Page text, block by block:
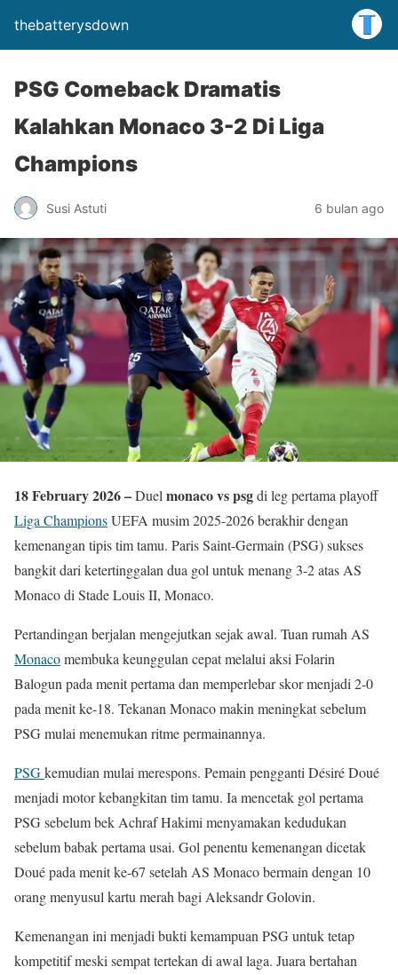
thebatterysdown
PSG Comeback Dramatis
Kalahkan Monaco 3-2 Di Liga
Champions
Susi Astuti 6 bulan ago
18 February 2026 –Duel monaco vs psgdi leg pertama playoff
Liga ChampionsUEFA musim 2025-2026 berakhir dengan
kemenangan tipis tim tamu. Paris Saint-Germain (PSG) sukses
bangkit dari ketertinggalan dua gol untuk menang 3-2 atas AS
Monaco di Stade Louis II, Monaco.
Pertandingan berjalan mengejutkan sejak awal. Tuan rumah AS
Monacomembuka keunggulan cepat melalui aksi Folarin
Balogun pada menit pertama dan memperlebar skor menjadi 2-0
pada menit ke-18. Tekanan Monaco makin meningkat sebelum
PSG mulai menemukan ritme permainannya.
PSGkemudian mulai merespons. Pemain pengganti Désiré Doué
menjadi motor kebangkitan tim tamu. Ia mencetak gol pertama
PSG sebelum bek Achraf Hakimi menyamakan kedudukan
sebelum babak pertama usai. Gol penentu kemenangan dicetak
Doué pada menit ke-67 setelah AS Monaco bermain dengan 10
orang menyusul kartu merah bagi Aleksandr Golovin.
Kemenangan ini menjadi bukti kemampuan PSG untuk tetap
kompetitif meski sempat tertekan di awal laga. Juara bertahan